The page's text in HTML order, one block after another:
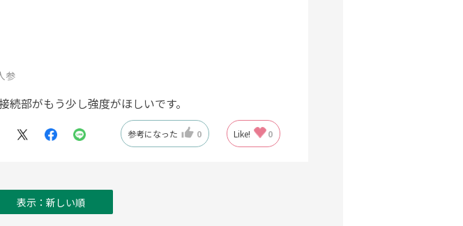
参
部がもう少し強度がほしいです。
参考になった 0 Like! 0
表示：新しい順